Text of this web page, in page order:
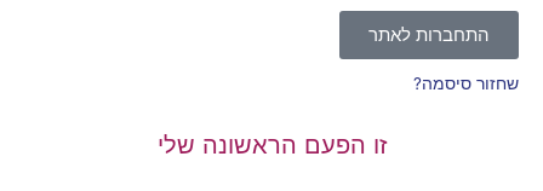
זו הפעם הראשונה שלי
התחברות לאתר
שחזור סיסמה?